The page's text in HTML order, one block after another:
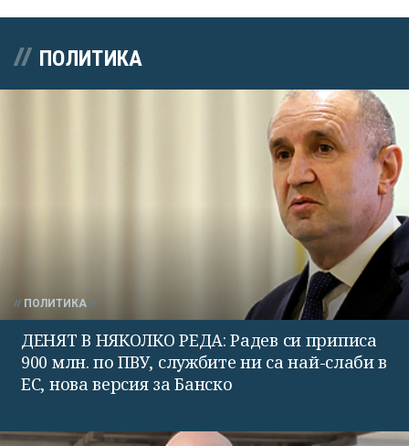
ПОЛИТИКА
ПОЛИТИКА
ДЕНЯТ В НЯКОЛКО РЕДА: Радев си приписа
900 млн. по ПВУ, службите ни са най-слаби в
ЕС, нова версия за Банско